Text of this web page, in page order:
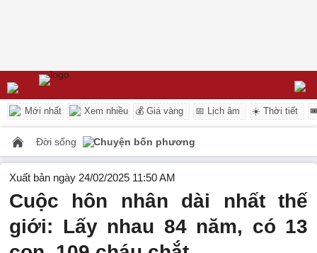
Mới nhất Xem nhiều 💰 Giá vàng 📅 Lịch âm ☀️ Thời tiết
Đời sống Chuyện bốn phương
Xuất bản ngày 24/02/2025 11:50 AM
Cuộc hôn nhân dài nhất thế
giới: Lấy nhau 84 năm, có 13